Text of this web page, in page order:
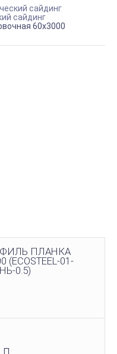
сайдинг
сайдинг
60х3000
ПЛАНКА
01-
0.5)